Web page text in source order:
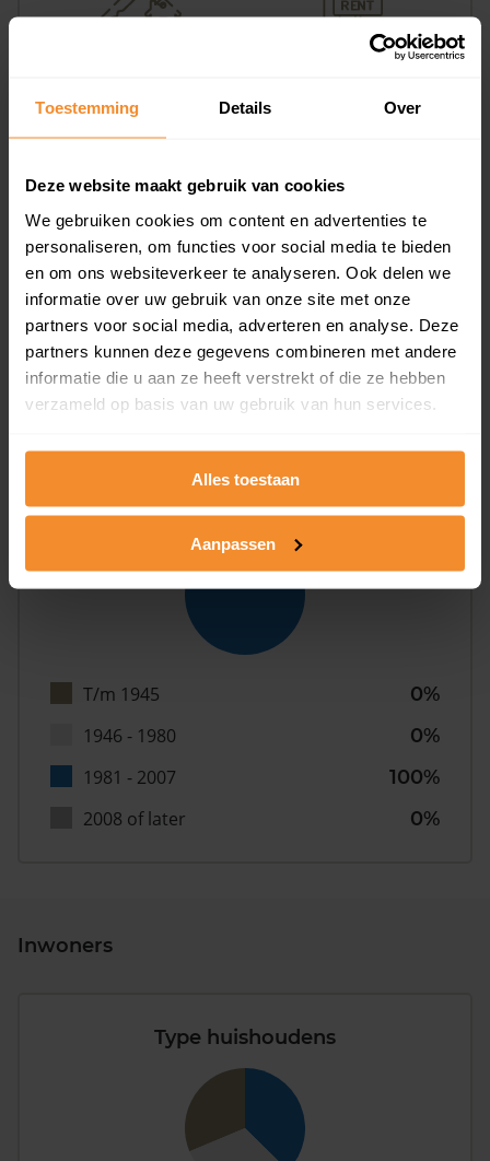
Toestemming Details Over
Deze website maakt gebruik van cookies
We gebruiken cookies om content en advertenties te
personaliseren, om functies voor social media te bieden
en om ons websiteverkeer te analyseren. Ook delen we
informatie over uw gebruik van onze site met onze
partners voor social media, adverteren en analyse. Deze
partners kunnen deze gegevens combineren met andere
informatie die u aan ze heeft verstrekt of die ze hebben
verzameld op basis van uw gebruik van hun services.
Alles toestaan
Aanpassen
Koopwoningen
Huurwoningen
aandeel van totale woningen
0%
Bouwjaar
T/m 1945
0%
1946 - 1980
0%
1981 - 2007
100%
2008 of later
0%
Inwoners
Type huishoudens